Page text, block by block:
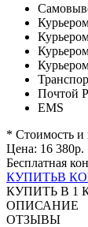
Почтой
EMS
* Стоимость и
Цена: 16 380р.
Бесплатная
КУПИТЬВ
КУПИТЬ В 1
ОПИСАНИЕ
ОТЗЫВЫ